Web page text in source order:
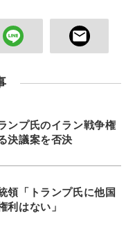
ンプ氏のイラン戦争権
決議案を否決
領「トランプ氏に他国
利はない」